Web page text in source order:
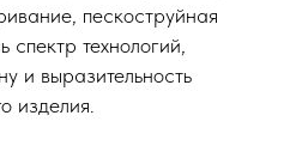
пескоструйная
технологий,
и выразительность
изделия.